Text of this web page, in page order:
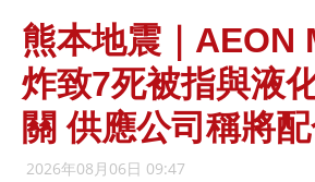
熊本地震｜AEON
炸致7死被指與液
關 供應公司稱將
2026年08月06日 09:47